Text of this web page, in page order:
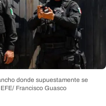
donde supuestamente se
EFE/ Francisco Guasco